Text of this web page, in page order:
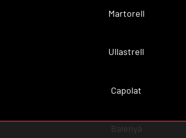
Martorell
Ullastrell
Capolat
Balenyà